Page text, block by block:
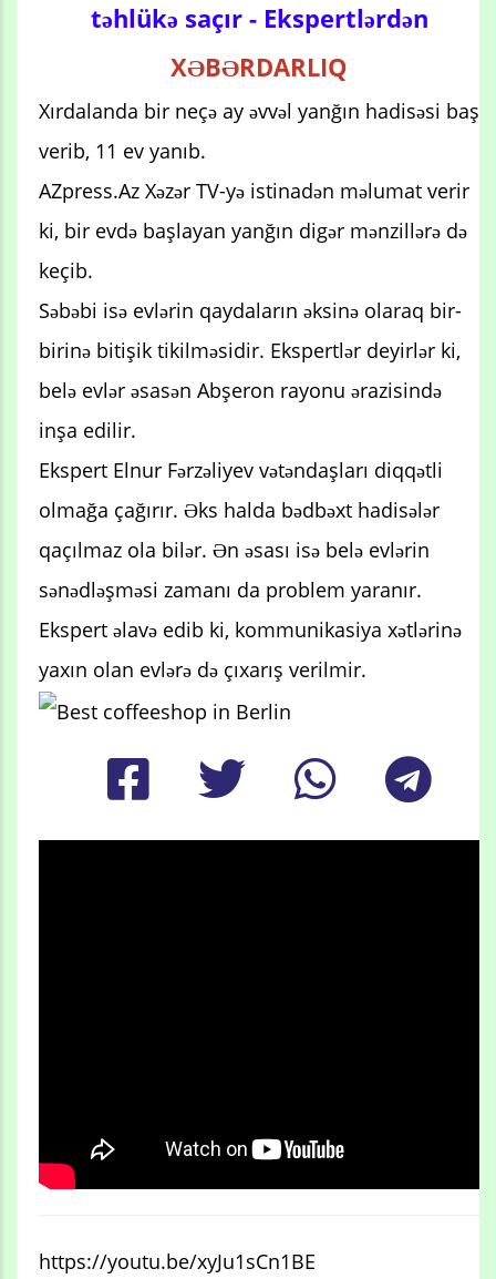
təhlükə saçır - Ekspertlərdən
XƏBƏRDARLIQ
Xırdalanda bir neçə ay əvvəl yanğın hadisəsi baş
verib, 11 ev yanıb.
AZpress.Az Xəzər TV-yə istinadən məlumat verir
ki, bir evdə başlayan yanğın digər mənzillərə də
keçib.
Səbəbi isə evlərin qaydaların əksinə olaraq bir-
birinə bitişik tikilməsidir. Ekspertlər deyirlər ki,
belə evlər əsasən Abşeron rayonu ərazisində
inşa edilir.
Ekspert Elnur Fərzəliyev vətəndaşları diqqətli
olmağa çağırır. Əks halda bədbəxt hadisələr
qaçılmaz ola bilər. Ən əsası isə belə evlərin
sənədləşməsi zamanı da problem yaranır.
Ekspert əlavə edib ki, kommunikasiya xətlərinə
yaxın olan evlərə də çıxarış verilmir.
https://youtu.be/xyJu1sCn1BE